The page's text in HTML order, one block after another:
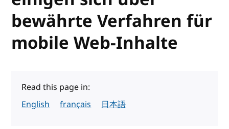
bewährte Verfahren für
mobile Web-Inhalte
Read this page in:
English
français 日本語